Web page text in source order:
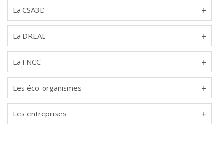
La CSA3D
La DREAL
La FNCC
Les éco-organismes
Les entreprises